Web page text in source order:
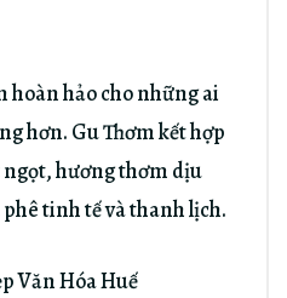
hoàn hảo cho những ai
hơn. Gu Thơm kết hợp
ngọt, hương thơm dịu
tinh tế và thanh lịch.
Văn Hóa Huế